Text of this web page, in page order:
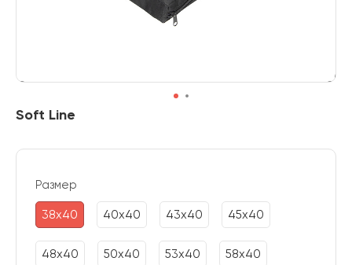
Soft Line
Размер
38х40 40х40 43х40 45х40
48х40 50х40 53х40 58х40